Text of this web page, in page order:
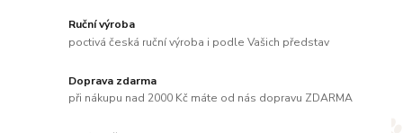
Ruční výroba
poctivá česká ruční výroba i podle Vašich představ
Doprava zdarma
při nákupu nad 2000 Kč máte od nás dopravu ZDARMA